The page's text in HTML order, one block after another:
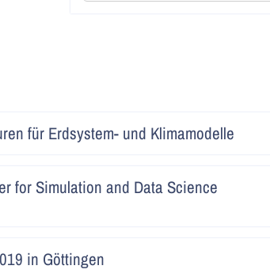
für Erdsystem- und Klimamodelle
for Simulation and Data Science
in Göttingen